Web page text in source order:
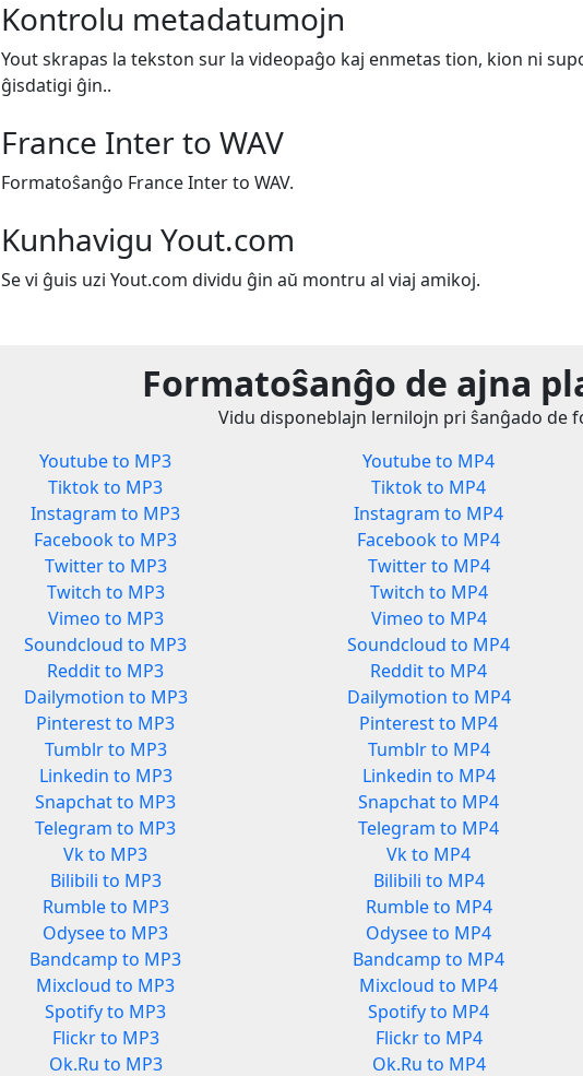
Kontrolu metadatumojn
Yout skrapas la tekston sur la videopaĝo kaj enmetas tion, kion ni
ĝisdatigi ĝin..
France Inter to WAV
Formatoŝanĝo France Inter to WAV.
Kunhavigu Yout.com
Se vi ĝuis uzi Yout.com dividu ĝin aŭ montru al viaj amikoj.
Formatoŝanĝo de ajna
Vidu disponeblajn lernilojn pri ŝanĝado de
Youtube to MP3
Tiktok to MP3
Instagram to MP3
Facebook to MP3
Twitter to MP3
Twitch to MP3
Vimeo to MP3
Soundcloud to MP3
Reddit to MP3
Dailymotion to MP3
Pinterest to MP3
Tumblr to MP3
Linkedin to MP3
Snapchat to MP3
Telegram to MP3
Vk to MP3
Bilibili to MP3
Rumble to MP3
Odysee to MP3
Bandcamp to MP3
Mixcloud to MP3
Spotify to MP3
Flickr to MP3
Ok.Ru to MP3
Youtube to MP4
Tiktok to MP4
Instagram to MP4
Facebook to MP4
Twitter to MP4
Twitch to MP4
Vimeo to MP4
Soundcloud to MP4
Reddit to MP4
Dailymotion to MP4
Pinterest to MP4
Tumblr to MP4
Linkedin to MP4
Snapchat to MP4
Telegram to MP4
Vk to MP4
Bilibili to MP4
Rumble to MP4
Odysee to MP4
Bandcamp to MP4
Mixcloud to MP4
Spotify to MP4
Flickr to MP4
Ok.Ru to MP4